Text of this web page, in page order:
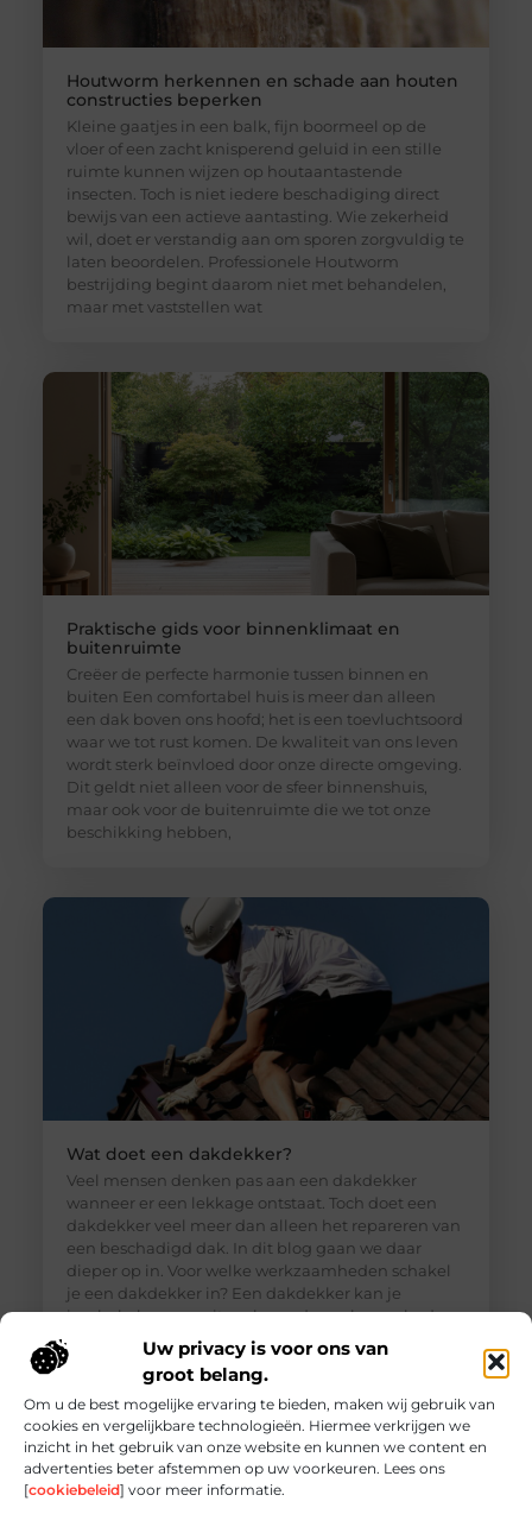
Uw privacy is voor ons van
groot belang.
Om u de best mogelijke ervaring te bieden, maken wij gebruik van
cookies en vergelijkbare technologieën. Hiermee verkrijgen we
inzicht in het gebruik van onze website en kunnen we content en
advertenties beter afstemmen op uw voorkeuren. Lees ons
[cookiebeleid] voor meer informatie.
Houtworm herkennen en schade aan houten
constructies beperken
Kleine gaatjes in een balk, fijn boormeel op de
vloer of een zacht knisperend geluid in een stille
ruimte kunnen wijzen op houtaantastende
insecten. Toch is niet iedere beschadiging direct
bewijs van een actieve aantasting. Wie zekerheid
wil, doet er verstandig aan om sporen zorgvuldig te
laten beoordelen. Professionele Houtworm
bestrijding begint daarom niet met behandelen,
maar met vaststellen wat
Praktische gids voor binnenklimaat en
buitenruimte
Creëer de perfecte harmonie tussen binnen en
buiten Een comfortabel huis is meer dan alleen
een dak boven ons hoofd; het is een toevluchtsoord
waar we tot rust komen. De kwaliteit van ons leven
wordt sterk beïnvloed door onze directe omgeving.
Dit geldt niet alleen voor de sfeer binnenshuis,
maar ook voor de buitenruimte die we tot onze
beschikking hebben,
Wat doet een dakdekker?
Veel mensen denken pas aan een dakdekker
wanneer er een lekkage ontstaat. Toch doet een
dakdekker veel meer dan alleen het repareren van
een beschadigd dak. In dit blog gaan we daar
dieper op in. Voor welke werkzaamheden schakel
je een dakdekker in? Een dakdekker kan je
inschakelen voor uiteenlopende werkzaamheden,
zoals: · Het opsporen en repareren